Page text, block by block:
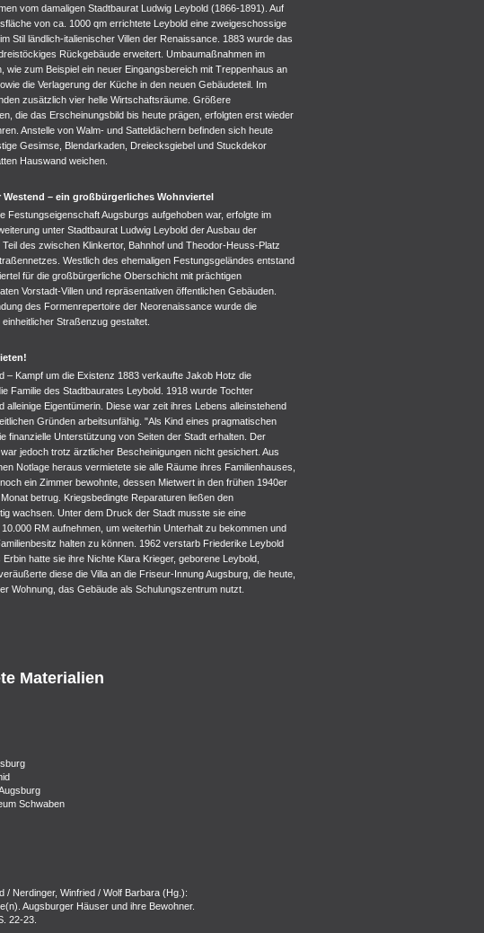
vom damaligen Stadtbaurat Ludwig Leybold (1866-1891). Auf
von ca. 1000 qm errichtete Leybold eine zweigeschossige
Stil ländlich-italienischer Villen der Renaissance. 1883 wurde das
Rückgebäude erweitert. Umbaumaßnahmen im
wie zum Beispiel ein neuer Eingangsbereich mit Treppenhaus an
die Verlagerung der Küche in den neuen Gebäudeteil. Im
zusätzlich vier helle Wirtschaftsräume. Größere
die das Erscheinungsbild bis heute prägen, erfolgten erst wieder
Anstelle von Walm- und Satteldächern befinden sich heute
Gesimse, Blendarkaden, Dreiecksgiebel und Stuckdekor
Hauswand weichen.
Westend – ein großbürgerliches Wohnviertel
Festungseigenschaft Augsburgs aufgehoben war, erfolgte im
unter Stadtbaurat Ludwig Leybold der Ausbau der
des zwischen Klinkertor, Bahnhof und Theodor-Heuss-Platz
Westlich des ehemaligen Festungsgeländes entstand
für die großbürgerliche Oberschicht mit prächtigen
Vorstadt-Villen und repräsentativen öffentlichen Gebäuden.
des Formenrepertoire der Neorenaissance wurde die
Straßenzug gestaltet.
– Kampf um die Existenz 1883 verkaufte Jakob Hotz die
Familie des Stadtbaurates Leybold. 1918 wurde Tochter
alleinige Eigentümerin. Diese war zeit ihres Lebens alleinstehend
Gründen arbeitsunfähig. "Als Kind eines pragmatischen
finanzielle Unterstützung von Seiten der Stadt erhalten. Der
jedoch trotz ärztlicher Bescheinigungen nicht gesichert. Aus
Notlage heraus vermietete sie alle Räume ihres Familienhauses,
ein Zimmer bewohnte, dessen Mietwert in den frühen 1940er
betrug. Kriegsbedingte Reparaturen ließen den
wachsen. Unter dem Druck der Stadt musste sie eine
RM aufnehmen, um weiterhin Unterhalt zu bekommen und
halten zu können. 1962 verstarb Friederike Leybold
hatte sie ihre Nichte Klara Krieger, geborene Leybold,
diese die Villa an die Friseur-Innung Augsburg, die heute,
Wohnung, das Gebäude als Schulungszentrum nutzt.
Materialien
Schwaben
/ Nerdinger, Winfried / Wolf Barbara (Hg.):
Augsburger Häuser und ihre Bewohner.
22-23.